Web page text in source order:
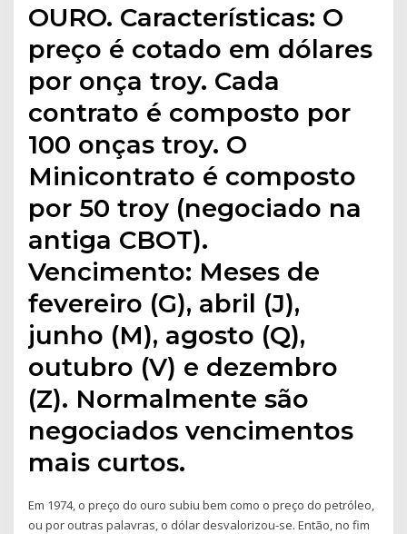
OURO. Características: O
preço é cotado em dólares
por onça troy. Cada
contrato é composto por
100 onças troy. O
Minicontrato é composto
por 50 troy (negociado na
antiga CBOT).
Vencimento: Meses de
fevereiro (G), abril (J),
junho (M), agosto (Q),
outubro (V) e dezembro
(Z). Normalmente são
negociados vencimentos
mais curtos.
Em 1974, o preço do ouro subiu bem como o preço do petróleo,
ou por outras palavras, o dólar desvalorizou-se. Então, no fim